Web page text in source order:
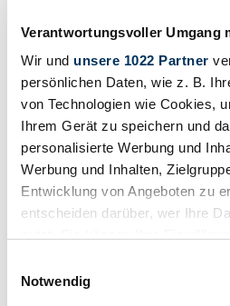
Verantwortungsvoller Umgang
Wir und unsere 1022 Partner
persönlichen Daten, wie z. B.
von Technologien wie Cookies,
Ihrem Gerät zu speichern und
personalisierte Werbung und
Werbung und Inhalten,
Entwicklung von Angeboten zu
entscheiden darüber, wer Ihre
Trigger Symbol ändern oder
Notwendig
Händler